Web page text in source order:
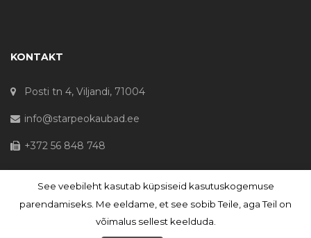
KONTAKT
Posti tn 4, Viljandi, 71004
info@starpeokaubad.ee
+372 56 848 748
© Haljaste OÜ 2020 - Registrikood 10645867
See veebileht kasutab küpsiseid kasutuskogemuse
parendamiseks. Me eeldame, et see sobib Teile, aga Teil on
võimalus sellest keelduda.